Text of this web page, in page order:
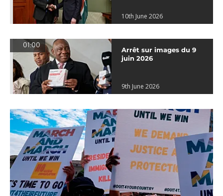
10th June 2026
01:00
Arrêt sur images du 9
juin 2026
9th June 2026